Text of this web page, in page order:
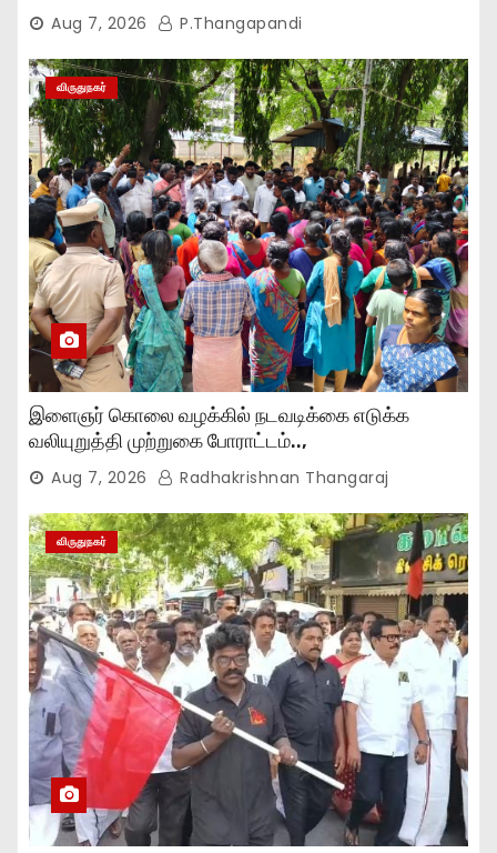
Aug 7, 2026 P.Thangapandi
விருதுநகர்
இளைஞர் கொலை வழக்கில் நடவடிக்கை எடுக்க
வலியுறுத்தி முற்றுகை போராட்டம்..,
Aug 7, 2026 Radhakrishnan Thangaraj
விருதுநகர்